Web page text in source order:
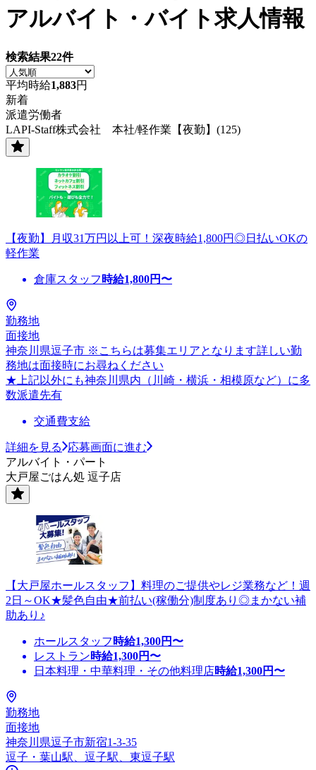
アルバイト・バイト求人情報
検索結果22件
平均時給1,883円
新着
派遣労働者
LAPI-Staff株式会社 本社/軽作業【夜勤】(125)
【夜勤】月収31万円以上可！深夜時給1,800円◎日払いOKの
軽作業
倉庫スタッフ 時給1,800円〜
勤務地
面接地
神奈川県逗子市 ※こちらは募集エリアとなります詳しい勤
務地は面接時にお尋ねください
★上記以外にも神奈川県内（川崎・横浜・相模原など）に多
数派遣先有
交通費支給
詳細を見る
応募画面に進む
アルバイト・パート
大戸屋ごはん処 逗子店
【大戸屋ホールスタッフ】料理のご提供やレジ業務など！週
2日～OK★髪色自由★前払い(稼働分)制度あり◎まかない補
助あり♪
ホールスタッフ 時給1,300円〜
レストラン時給1,300円〜
日本料理・中華料理・その他料理店時給1,300円〜
勤務地
面接地
神奈川県逗子市新宿1-3-35
逗子・葉山駅、逗子駅、東逗子駅